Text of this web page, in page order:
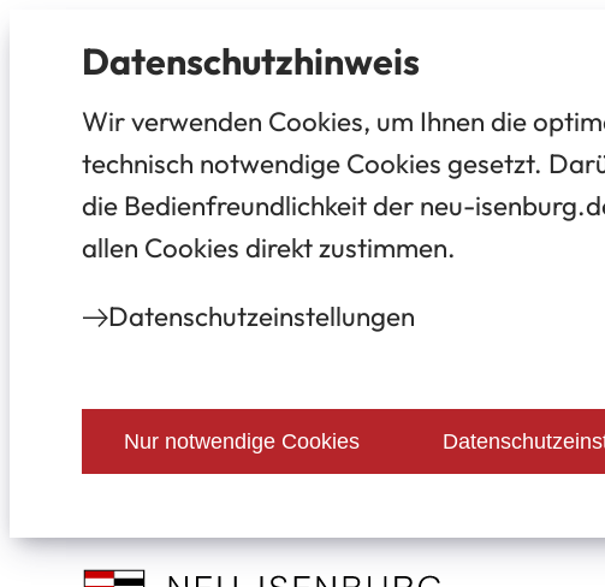
Datenschutz­hinweis
Wir verwenden Cookies, um Ihnen die
technisch notwendige Cookies gesetzt.
die Bedienfreundlichkeit der neu-
allen Cookies direkt zustimmen.
Datenschutz­einstellungen
Nur notwendige Cookies
Stadt